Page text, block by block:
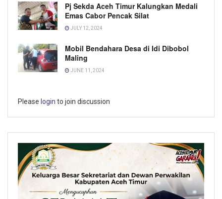
Pj Sekda Aceh Timur Kalungkan Medali
Emas Cabor Pencak Silat
JULY 12, 2024
Mobil Bendahara Desa di Idi Dibobol
Maling
JUNE 11, 2024
Please login to join discussion